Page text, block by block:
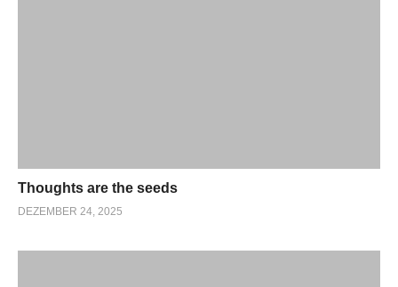
Thoughts are the seeds
DEZEMBER 24, 2025